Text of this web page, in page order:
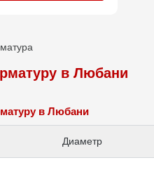
в Любани
в Любани
Диаметр